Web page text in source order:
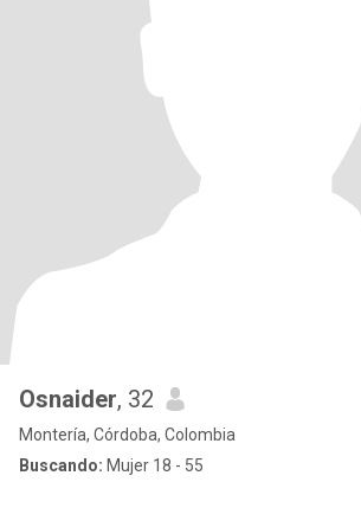
Osnaider, 32
Montería, Córdoba, Colombia
Buscando: Mujer 18 - 55